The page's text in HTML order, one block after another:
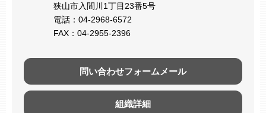
狭山市入間川1丁目23番5号
電話：04-2968-6572
FAX：04-2955-2396
問い合わせフォームメール
組織詳細